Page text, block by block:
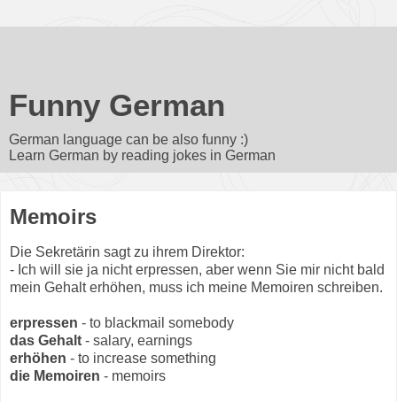
Funny German
German language can be also funny :)
Learn German by reading jokes in German
Memoirs
Die Sekretärin sagt zu ihrem Direktor:
- Ich will sie ja nichterpressen, aber wenn Sie mir nicht bald
mein Gehalt erhöhen, muss ich meine Memoiren schreiben.
erpressen - to blackmail somebody
das Gehalt - salary, earnings
erhöhen - to increase something
die Memoiren - memoirs